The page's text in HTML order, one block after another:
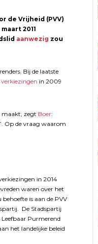
de Vrijheid (PVV)
2011
aanwezig zou
Bij de laatste
verkiezingen in 2009
maakt, zegt Boer:
Op de vraag waarom
in 2014
waren over het
is aan de PVV
De Stadspartij
Purmerend
het landelijke beleid